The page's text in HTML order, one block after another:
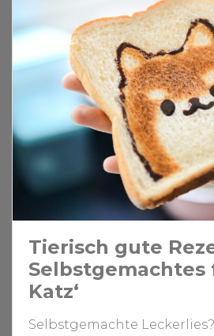
Tierisch gute
Selbstgemachtes
Katz‘
Selbstgemachte